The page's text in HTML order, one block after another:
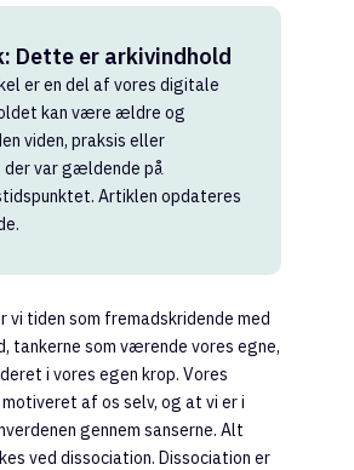
Dette er arkivindhold
er en del af vores digitale
kan være ældre og
viden, praksis eller
der var gældende på
Artiklen opdateres
vi tiden som fremadskridende med
tankerne som værende vores egne,
i vores egen krop. Vores
af os selv, og at vi er i
gennem sanserne. Alt
ved dissociation. Dissociation er